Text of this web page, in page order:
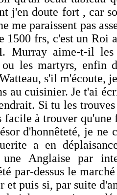
j'en doute fort , car
me paraissent pas
1500 frs, c'est un Roi
Murray aime-t-il les
ou les martyrs, enfin
s'il m'écoute,
au cuisinier. Je t'ai
Si tu les
facile à trouver
d'honnêteté, je ne
a en
une Anglaise par
par-dessus le
et puis si, par suite